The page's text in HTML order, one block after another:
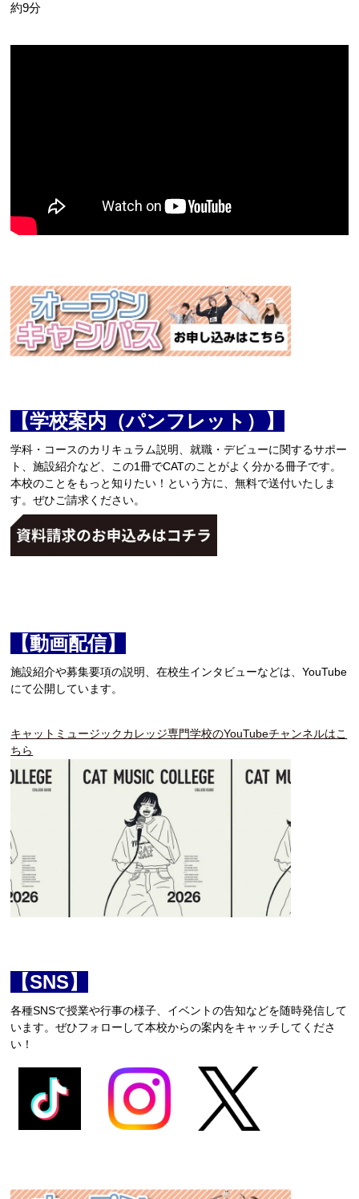
約9分
【学校案内（パンフレット）】
学科・コースのカリキュラム説明、就職・デビューに関するサポー
ト、施設紹介など、この1冊でCATのことがよく分かる冊子です。
本校のことをもっと知りたい！という方に、無料で送付いたしま
す。ぜひご請求ください。
【動画配信】
施設紹介や募集要項の説明、在校生インタビューなどは、YouTube
にて公開しています。
キャットミュージックカレッジ専門学校のYouTubeチャンネルはこ
ちら
【SNS】
各種SNSで授業や行事の様子、イベントの告知などを随時発信して
います。ぜひフォローして本校からの案内をキャッチしてくださ
い！